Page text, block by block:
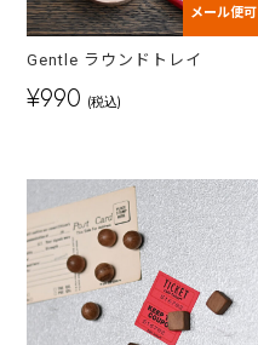
メール便可
Gentle ラウンドトレイ
¥990 (税込)